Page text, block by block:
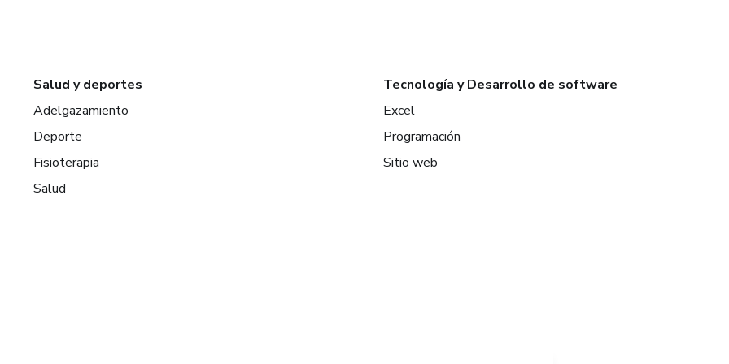
Salud y deportes
Adelgazamiento
Deporte
Fisioterapia
Salud
Tecnología y Desarrollo de software
Excel
Programación
Sitio web